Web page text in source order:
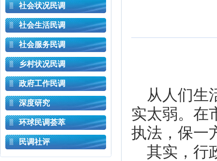
社会状况民调
社会生活民调
社会服务民调
乡村状况民调
政府工作民调
深度研究
环球民调荟萃
民调社评
从人们生
实太弱。在
执法，保一
其实，行